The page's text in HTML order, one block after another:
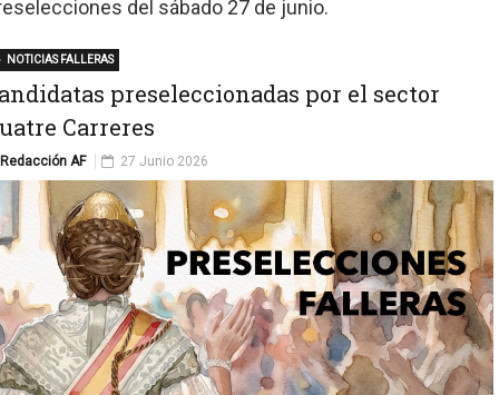
del sábado 27 de junio.
preseleccionadas por el sector
Carreres
Redacción AF
NOTICIAS FALLERAS
27 Junio 2026